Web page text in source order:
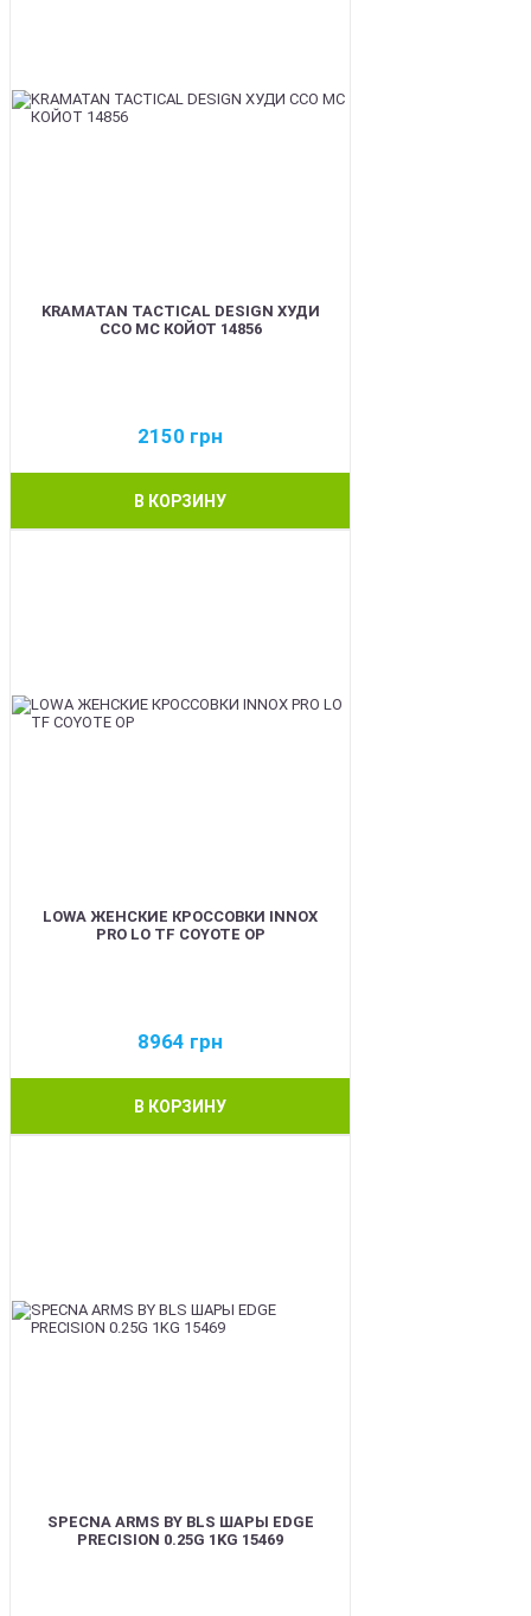
KRAMATAN TACTICAL DESIGN ХУДИ
ССО МС КОЙОТ 14856
2150 грн
В КОРЗИНУ
LOWA ЖЕНСКИЕ КРОССОВКИ INNOX
PRO LO TF COYOTE OP
8964 грн
В КОРЗИНУ
SPECNA ARMS BY BLS ШАРЫ EDGE
PRECISION 0.25G 1KG 15469